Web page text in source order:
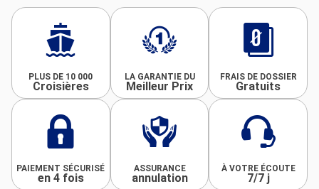
PLUS DE 10 000
Croisières
LA GARANTIE DU
Meilleur Prix
FRAIS DE DOSSIER
Gratuits
PAIEMENT SÉCURISÉ
en 4 fois
ASSURANCE
annulation
À VOTRE ÉCOUTE
7/7 j